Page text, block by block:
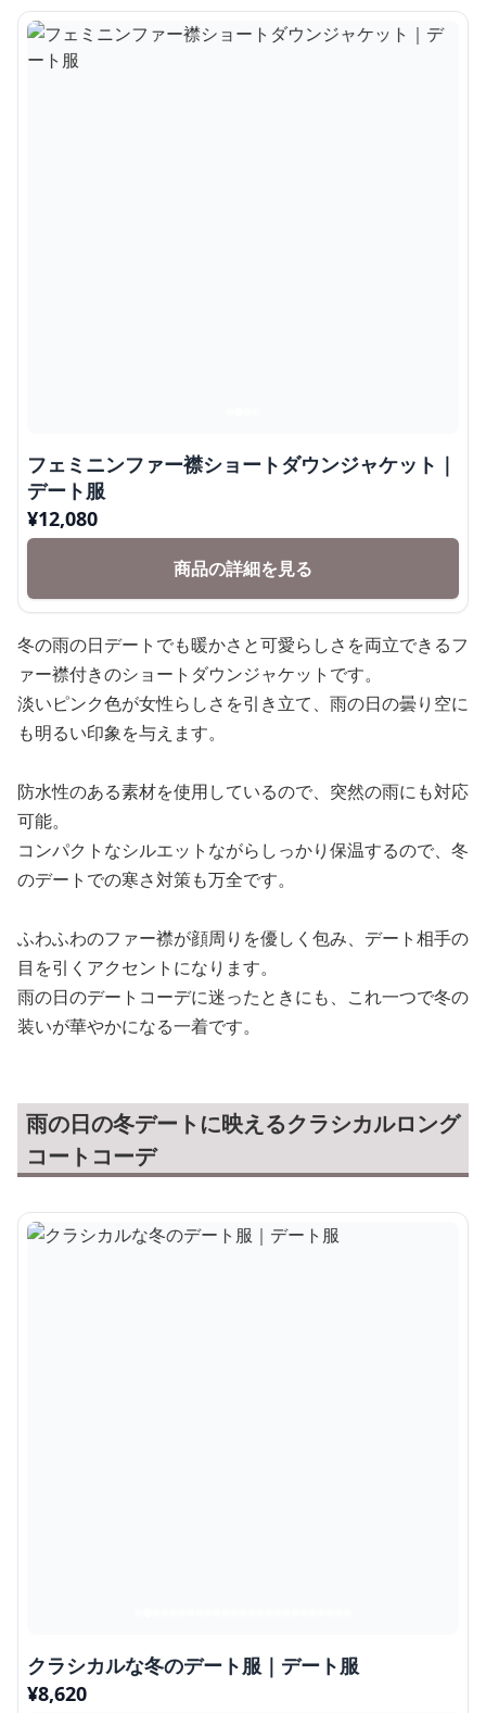
フェミニンファー襟ショートダウンジャケット｜
デート服
¥12,080
商品の詳細を見る
冬の雨の日デートでも暖かさと可愛らしさを両立できるフ
ァー襟付きのショートダウンジャケットです。
淡いピンク色が女性らしさを引き立て、雨の日の曇り空に
も明るい印象を与えます。
防水性のある素材を使用しているので、突然の雨にも対応
可能。
コンパクトなシルエットながらしっかり保温するので、冬
のデートでの寒さ対策も万全です。
ふわふわのファー襟が顔周りを優しく包み、デート相手の
目を引くアクセントになります。
雨の日のデートコーデに迷ったときにも、これ一つで冬の
装いが華やかになる一着です。
雨の日の冬デートに映えるクラシカルロング
コートコーデ
クラシカルな冬のデート服｜デート服
¥8,620